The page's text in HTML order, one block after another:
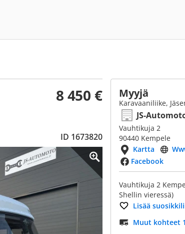
8 450 €
ID 1673820
Myyjä
Karavaaniliike,
JS-
Vauhtikuja 2
90440 Kempele
Kartta
Facebook
Vauhtikuja 2
Shellin vieressä)
Lisää
Muut kohteet